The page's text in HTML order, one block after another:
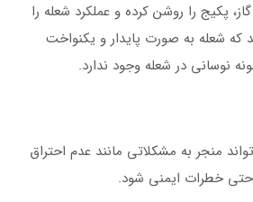
پکیج را روشن کرده و عملکرد شعله را
شعله به صورت پایدار و یکنواخت
نوسانی در شعله وجود ندارد.
منجر به مشکلاتی مانند عدم احتراق
خطرات ایمنی شود.